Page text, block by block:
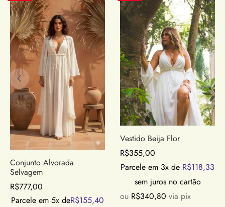
Conjunto Alvorada
Selvagem
R$777,00
Parcele em 5x deR$155,40
Vestido Beija Flor
R$355,00
Parcele em 3x de R$118,33
sem juros no cartão
ou R$340,80 via pix